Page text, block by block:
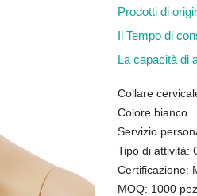
Prodotti di
Il Tempo di
La capacità di
Collare
Colore bianco
Servizio
Tipo di attività:
Certificazione:
MOQ: 1000